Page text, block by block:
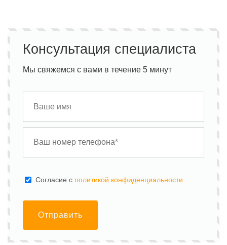
Консультация специалиста
Мы свяжемся с вами в течение 5 минут
Cогласие с политикой конфиденциальности
Отправить